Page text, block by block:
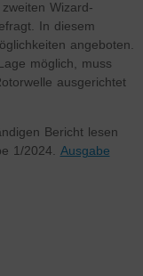
zweiten Wizard-
In diesem
angeboten.
möglich, muss
ausgerichtet
Bericht lesen
1/2024. Ausgabe